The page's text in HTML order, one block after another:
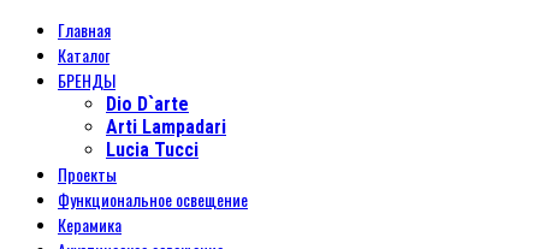
Главная
Каталог
БРЕНДЫ
Dio D`arte
Arti Lampadari
Lucia Tucci
Проекты
Функциональное освещение
Керамика